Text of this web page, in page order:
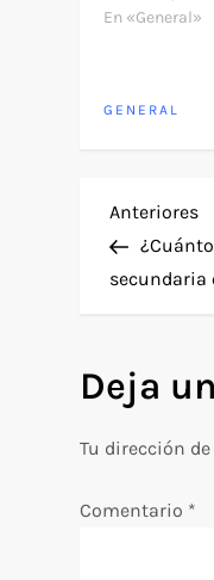
En «General»
GENERAL
N
a
e
g
a
Entrada
anterior
Anteriores
secundaria
Deja
Tu dirección
Comentario *